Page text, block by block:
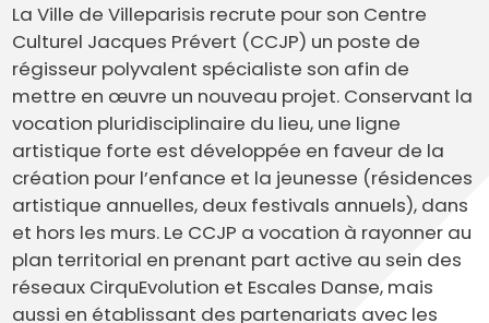
La Ville de Villeparisis recrute pour son Centre
Culturel Jacques Prévert (CCJP) un poste de
régisseur polyvalent spécialiste son afin de
mettre en œuvre un nouveau projet. Conservant la
vocation pluridisciplinaire du lieu, une ligne
artistique forte est développée en faveur de la
création pour l’enfance et la jeunesse (résidences
artistique annuelles, deux festivals annuels), dans
et hors les murs. Le CCJP a vocation à rayonner au
plan territorial en prenant part active au sein des
réseaux CirquEvolution et Escales Danse, mais
aussi en établissant des partenariats avec les